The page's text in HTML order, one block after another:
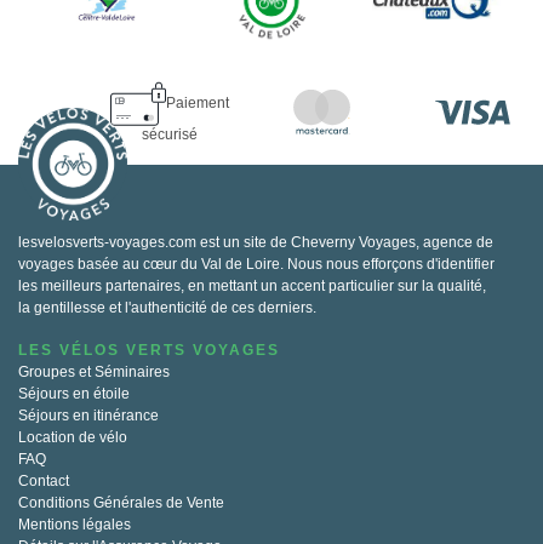
Paiement
sécurisé
lesvelosverts-voyages.com est un site de Cheverny Voyages, agence de
voyages basée au cœur du Val de Loire. Nous nous efforçons d'identifier
les meilleurs partenaires, en mettant un accent particulier sur la qualité,
la gentillesse et l'authenticité de ces derniers.
LES VÉLOS VERTS VOYAGES
Groupes et Séminaires
Séjours en étoile
Séjours en itinérance
Location de vélo
FAQ
Contact
Conditions Générales de Vente
Mentions légales